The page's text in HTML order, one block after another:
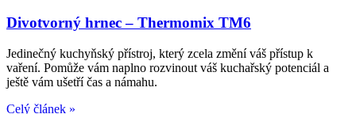
Divotvorný hrnec – Thermomix TM6
Jedinečný kuchyňský přístroj, který zcela změní váš přístup k
vaření. Pomůže vám naplno rozvinout váš kuchařský potenciál a
ještě vám ušetří čas a námahu.
Celý článek »